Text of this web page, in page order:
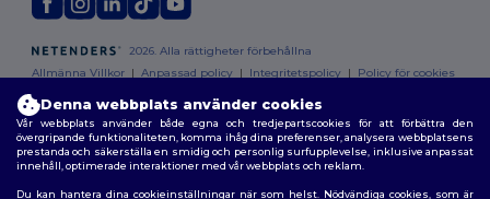
2026. Alla rättigheter förbehållna
Allmänna Villkor |Anpassad policy | Integritetspolicy | Policy för cookies
Denna webbplats använder cookies
Vår webbplats använder både egna och tredjepartscookies för att förbättra den
övergripande funktionaliteten, komma ihåg dina preferenser, analysera webbplatsens
prestanda och säkerställa en smidig och personlig surfupplevelse, inklusive anpassat
innehåll, optimerade interaktioner med vår webbplats och reklam.
Du kan hantera dina cookieinställningar när som helst. Nödvändiga cookies, som är